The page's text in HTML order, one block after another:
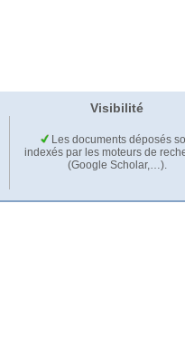
Visibilité
Les documents déposés
indexés par les moteurs de
(Google Scholar,…).